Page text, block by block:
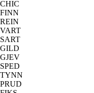
CHIC
FINN
REIN
VART
SART
GILD
GJEV
SPED
TYNN
PRUD